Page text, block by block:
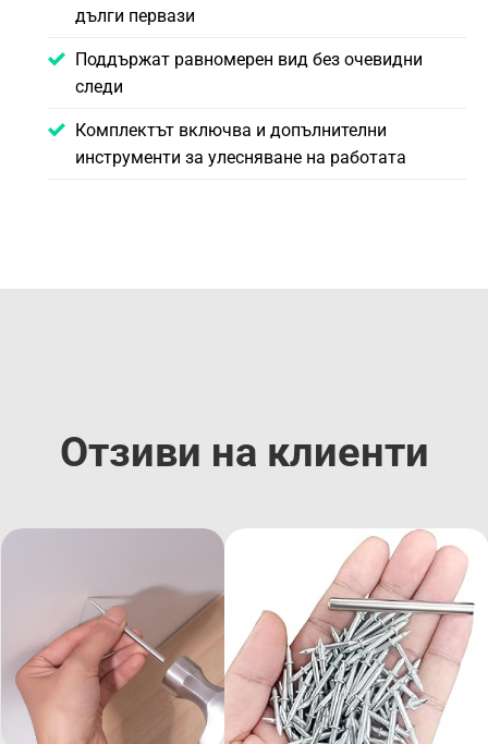
дълги первази
Поддържат равномерен вид без очевидни
следи
Комплектът включва и допълнителни
инструменти за улесняване на работата
Отзиви на клиенти